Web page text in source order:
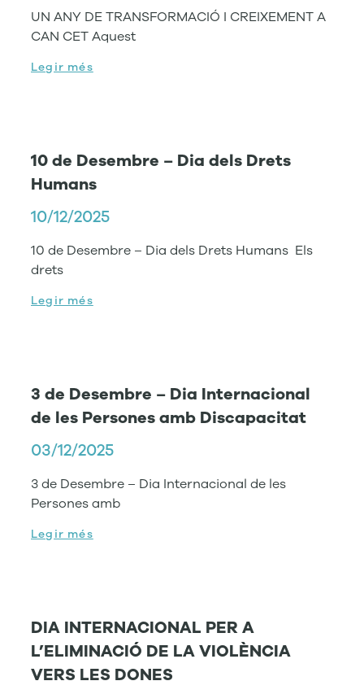
UN ANY DE TRANSFORMACIÓ I CREIXEMENT A
CAN CET Aquest
Legir més
10 de Desembre – Dia dels Drets
Humans
10/12/2025
10 de Desembre – Dia dels Drets Humans Els
drets
Legir més
3 de Desembre – Dia Internacional
de les Persones amb Discapacitat
03/12/2025
3 de Desembre – Dia Internacional de les
Persones amb
Legir més
DIA INTERNACIONAL PER A
L’ELIMINACIÓ DE LA VIOLÈNCIA
VERS LES DONES